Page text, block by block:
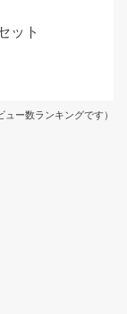
ット
ュー数ランキングです）